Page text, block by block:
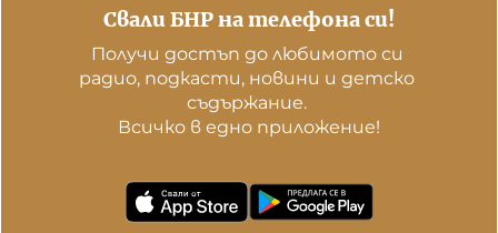
Свали БНР на телефона си!
Получи достъп до любимото си
радио, подкасти, новини и детско
съдържание.
Всичко в едно приложение!